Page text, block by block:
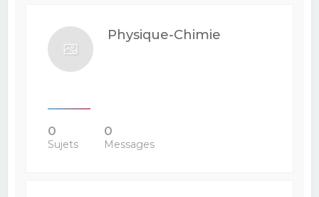
Physique-Chimie
0
Sujets
0
Messages